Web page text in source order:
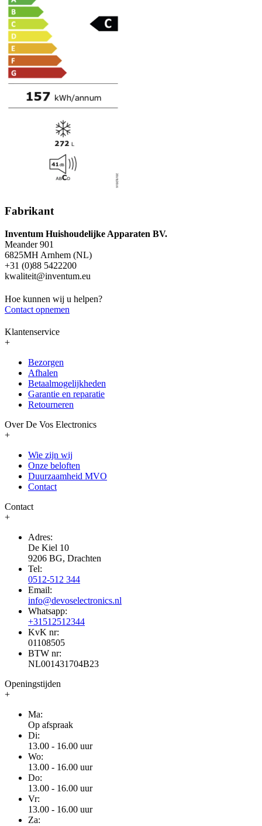
Fabrikant
Inventum Huishoudelijke Apparaten BV.
Meander 901
6825MH Arnhem (NL)
+31 (0)88 5422200
kwaliteit@inventum.eu
Hoe kunnen wij u helpen?
Contact opnemen
Klantenservice
+
Bezorgen
Afhalen
Betaalmogelijkheden
Garantie en reparatie
Retourneren
Over De Vos Electronics
+
Wie zijn wij
Onze beloften
Duurzaamheid MVO
Contact
Contact
+
Adres:
De Kiel 10
9206 BG, Drachten
Tel:
0512-512 344
Email:
info@devoselectronics.nl
Whatsapp:
+31512512344
KvK nr:
01108505
BTW nr:
NL001431704B23
Openingstijden
+
Ma:
Op afspraak
Di:
13.00 - 16.00 uur
Wo:
13.00 - 16.00 uur
Do:
13.00 - 16.00 uur
Vr:
13.00 - 16.00 uur
Za: